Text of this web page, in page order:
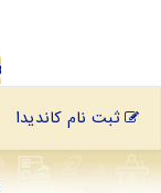
ثبت نام کاندیدا